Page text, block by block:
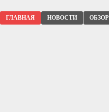
ГЛАВНАЯ НОВОСТИ ОБЗОР